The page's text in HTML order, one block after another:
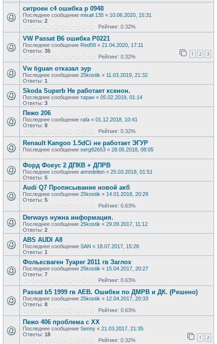
ситроен с4 ошибка р 0948
Последнее сообщение mixail 135 « 10.06.2020, 15:31
Ответы: 2
Рейтинг: 0.32%
VW Passat B6 ошибка Р0221
Последнее сообщение Red58 « 21.04.2020, 17:11
Ответы: 35 1 2 3
Рейтинг: 0.32%
Vw tiguan отказал эур
Последнее сообщение 25kostik « 11.03.2019, 21:32
Ответы: 1
Skoda Superb Не работает ксенон.
Последнее сообщение таран « 05.02.2019, 01:14
Ответы: 3
Пежо 206
Последнее сообщение rafa « 01.12.2018, 10:41
Ответы: 8
Рейтинг: 0.32%
Renault Kangoo 1.5dCi не работает ЭГУР
Последнее сообщение serg92653 « 28.05.2018, 08:05
Форд Фокус 2 ДПКВ + ДПРВ
Последнее сообщение anredelion « 25.03.2018, 01:51
Ответы: 5
Audi Q7 Прописывание новой акб
Последнее сообщение 25kostik « 14.01.2018, 20:29
Ответы: 5
Рейтинг: 0.63%
Derways нужна информация.
Последнее сообщение 25kostik « 29.09.2017, 11:12
Ответы: 2
ABS AUDI A8
Последнее сообщение SAN « 18.07.2017, 15:28
Ответы: 1
Фольксваген Туарег 2011 гв Заглох
Последнее сообщение 25kostik « 15.04.2017, 20:27
Ответы: 7
Рейтинг: 0.63%
Passat b5 1999 гв AEB. Ошибки по ДМРВ и ДК. (Решено)
Последнее сообщение 25kostik « 12.04.2017, 20:33
Ответы: 8
Рейтинг: 0.63%
Пежо 406 проблема с ХХ
Последнее сообщение Senny « 21.03.2017, 21:35
Ответы: 18 1 2
Рейтинг: 0.32%